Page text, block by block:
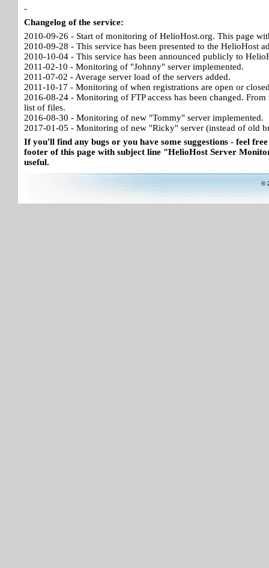
-
Changelog of the service:
2010-09-26 - Start of monitoring of HelioHost.org. This page
2010-09-28 - This service has been presented to the HelioHost
2010-10-04 - This service has been announced publicly to
2011-02-10 - Monitoring of "Johnny" server implemented.
2011-07-02 - Average server load of the servers added.
2011-10-17 - Monitoring of when registrations are open or
2016-08-24 - Monitoring of FTP access has been changed.
list of files.
2016-08-30 - Monitoring of new "Tommy" server implemented.
2017-01-05 - Monitoring of new "Ricky" server (instead of old
If you'll find any bugs or you have some suggestions - feel
footer of this page with subject line "HelioHost Server
useful.
©